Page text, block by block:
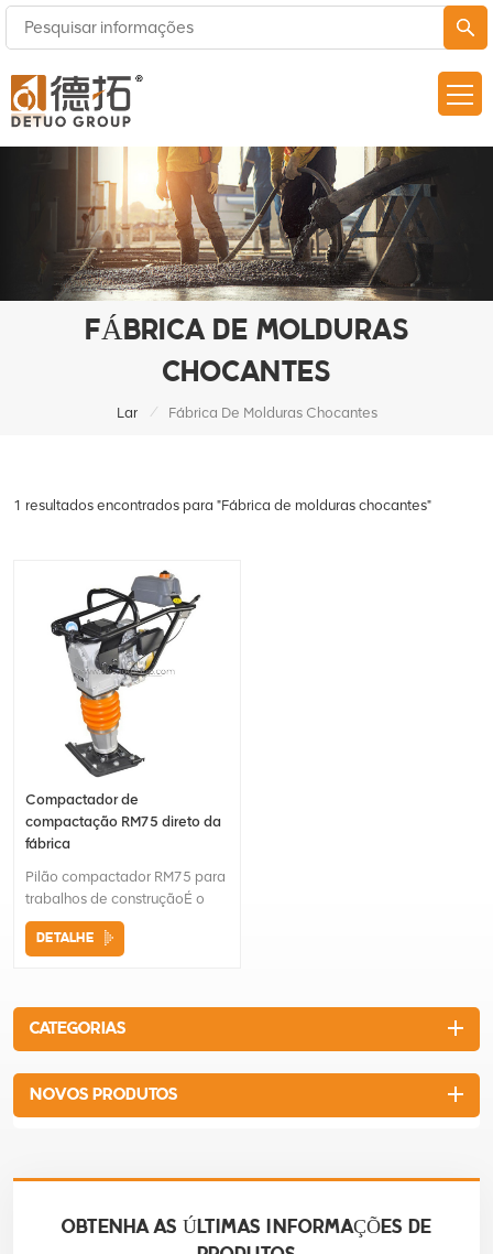
FÁBRICA DE MOLDURAS
CHOCANTES
Lar / Fábrica De Molduras Chocantes
1 resultados encontrados para "Fábrica de molduras chocantes"
Compactador de
compactação RM75 direto da
fábrica
Pilão compactador RM75 para
trabalhos de construçãoÉ o
sistema de bater lubrificado a
óleo. A máquina é totalmente
manutenção é baixo e a
amplitude do salto é grande e
o poder de batida é forte.O
motor de 4 tempos é
facilmente iniciado e
economiza combustível. O
devidamente envolto com a
operador mais confortável.
DETALHE
CATEGORIAS
NOVOS PRODUTOS
OBTENHA AS ÚLTIMAS INFORMAÇÕES DE